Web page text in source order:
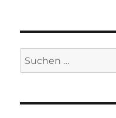
Suchen
nach: